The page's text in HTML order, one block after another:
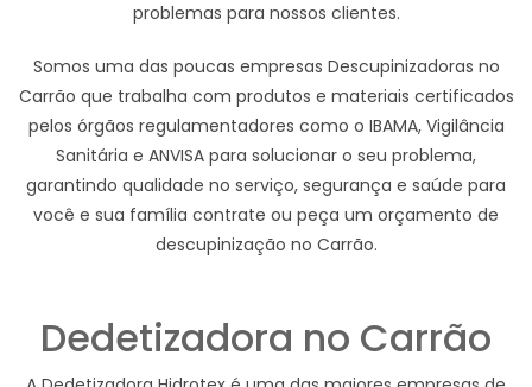
problemas para nossos clientes.
Somos uma das poucas empresas Descupinizadoras no
Carrão que trabalha com produtos e materiais certificados
pelos órgãos regulamentadores como o IBAMA, Vigilância
Sanitária e ANVISA para solucionar o seu problema,
garantindo qualidade no serviço, segurança e saúde para
você e sua família contrate ou peça um orçamento de
descupinização no Carrão.
Dedetizadora no Carrão